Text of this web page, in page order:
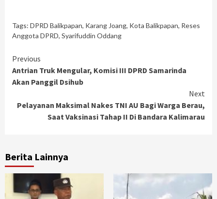
Tags: DPRD Balikpapan, Karang Joang, Kota Balikpapan, Reses
Anggota DPRD, Syarifuddin Oddang
Continue
Reading
Previous
Antrian Truk Mengular, Komisi III DPRD Samarinda
Akan Panggil Dsihub
Next
Pelayanan Maksimal Nakes TNI AU Bagi Warga Berau,
Saat Vaksinasi Tahap II Di Bandara Kalimarau
Berita Lainnya